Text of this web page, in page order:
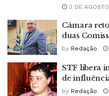
3 DE
Câmara
duas
by Redação
STF libera
de
by Redação